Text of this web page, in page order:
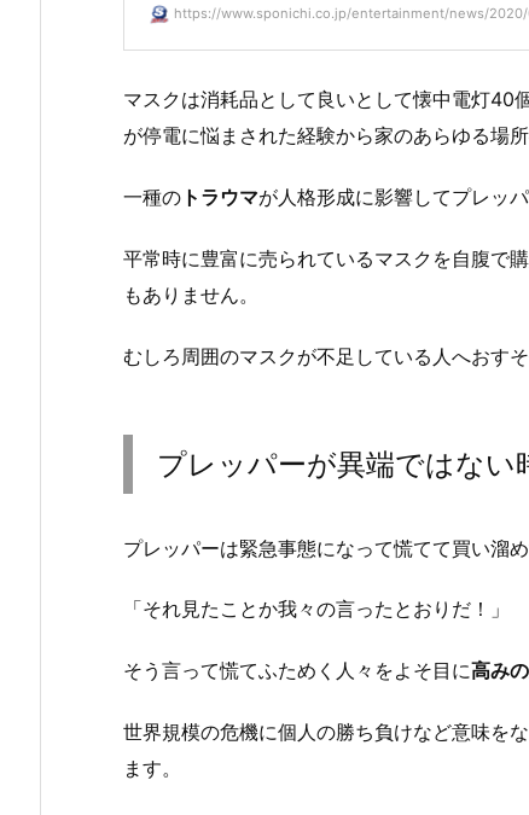
https://www.sponichi.co.jp/entertainment/news/
マスクは消耗品として良いとして懐中電灯40
が停電に悩まされた経験から家のあらゆる場
一種の トラウマが人格形成に影響してプレッ
平常時に豊富に売られているマスクを自腹で
もありません。
むしろ周囲のマスクが不足している人へおす
プレッパーが異端ではない
プレッパーは緊急事態になって慌てて買い溜
「それ見たことか我々の言ったとおりだ！」
そう言って慌てふためく人々をよそ目に高み
世界規模の危機に個人の勝ち負けなど意味を
ます。